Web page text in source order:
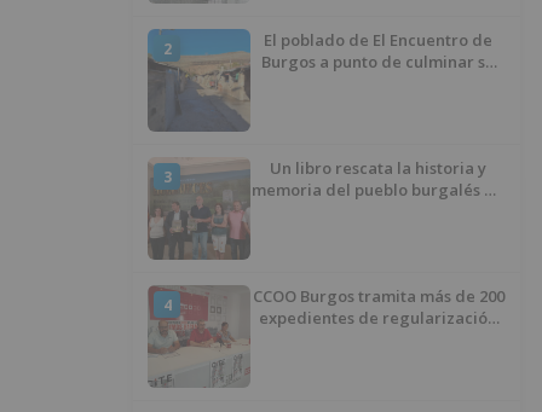
2
El poblado de El Encuentro de
Burgos a punto de culminar su
3
Un libro rescata la historia y
memoria del pueblo burgalés de
4
CCOO Burgos tramita más de 200
expedientes de regularización